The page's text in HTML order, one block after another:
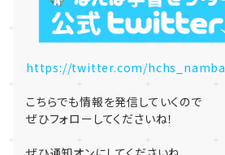
https://twitter.com/hchs_namba
こちらでも情報を発信していくので
ぜひフォローしてくださいね！